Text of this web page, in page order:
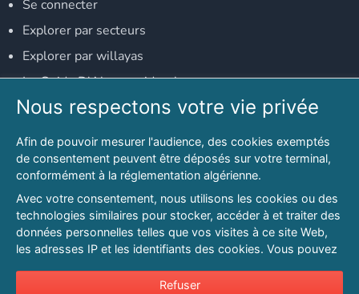
Se connecter
Explorer par secteurs
Explorer par willayas
Le Guide D'Alger, guide-alger.com
NOS RÉSEAUX SOCIAUX
Notre page Facebook
Notre page LinkedIn
Notre page Instagram
Notre page Twitter
Nous respectons votre vie privée
Afin de pouvoir mesurer l'audience, des cookies exemptés
de consentement peuvent être déposés sur votre terminal,
conformément à la réglementation algérienne.
Avec votre consentement, nous utilisons les cookies ou des
technologies similaires pour stocker, accéder à et traiter des
données personnelles telles que vos visites à ce site Web,
les adresses IP et les identifiants des cookies. Vous pouvez
sur l'intérêt légitime à tout moment en cliquant sur « Refuser
Refuser